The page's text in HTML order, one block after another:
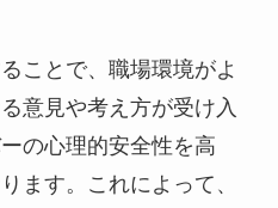
ことで、職場環境がよ
意見や考え方が受け入
の心理的安全性を高
ます。これによって、